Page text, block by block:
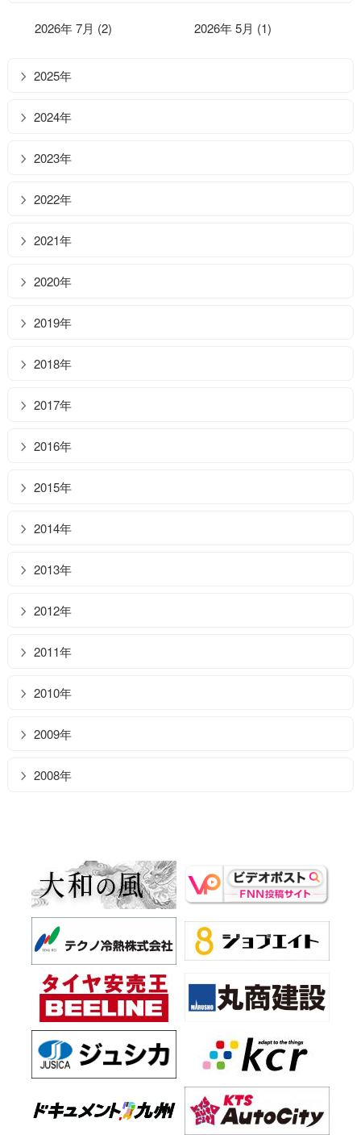
2026年 7月 (2) 2026年 5月 (1)
2025年
2024年
2023年
2022年
2021年
2020年
2019年
2018年
2017年
2016年
2015年
2014年
2013年
2012年
2011年
2010年
2009年
2008年